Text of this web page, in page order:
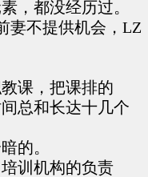
，都没经历过。
妻不提供机会，LZ
课，把课排的
总和长达十几个
的。
训机构的负责